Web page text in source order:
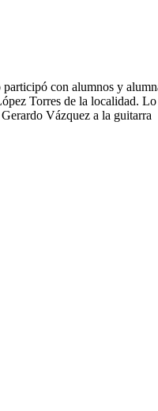
con alumnos y
Torres de la localidad.
Vázquez a la guitarra